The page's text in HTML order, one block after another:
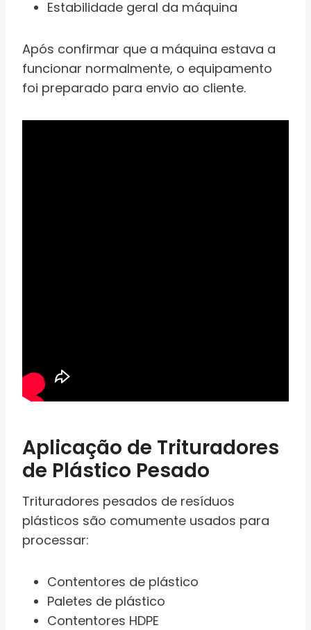
Estabilidade geral da máquina
Após confirmar que a máquina estava a
funcionar normalmente, o equipamento
foi preparado para envio ao cliente.
Aplicação de Trituradores
de Plástico Pesado
Trituradores pesados de resíduos
plásticos são comumente usados para
processar:
Contentores de plástico
Paletes de plástico
Contentores HDPE